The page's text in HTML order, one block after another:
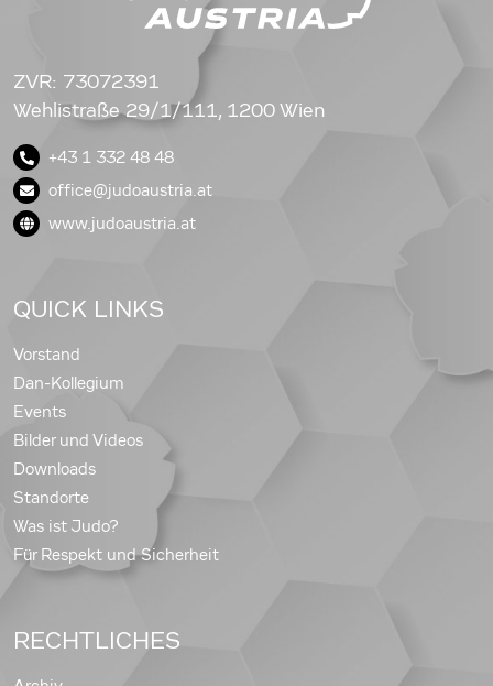
ZVR: 73072391
Wehlistraße 29/1/111, 1200 Wien
+43 1 332 48 48
office@judoaustria.at
www.judoaustria.at
QUICK LINKS
Vorstand
Dan-Kollegium
Events
Bilder und Videos
Downloads
Standorte
Was ist Judo?
Für Respekt und Sicherheit
RECHTLICHES